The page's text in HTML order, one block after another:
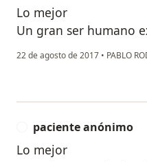
Lo mejor
Un gran ser humano
22 de agosto de 2017 • PABLO
paciente anónimo
Lo mejor